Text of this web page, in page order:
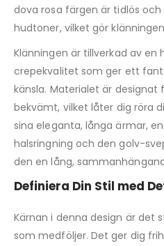
dova rosa färgen är tidlös
hudtoner, vilket gör
Klänningen är tillverkad av
crepekvalitet som ger ett
känsla. Materialet är
bekvämt, vilket låter dig röra
sina eleganta, långa ärmar,
halsringning och den golv-
den en lång,
Definiera Din Stil med
Kärnan i denna design är det
som medföljer. Det ger dig